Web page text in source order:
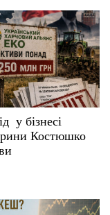
у бізнесі
Костюшко